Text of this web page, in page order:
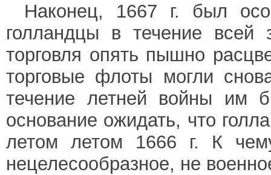
Наконец, 1667 г. был
голландцы в течение всей
торговля опять пышно
торговые флоты могли
течение летней войны им
основание ожидать, что
летом летом 1666 г. К
нецелесообразное, не